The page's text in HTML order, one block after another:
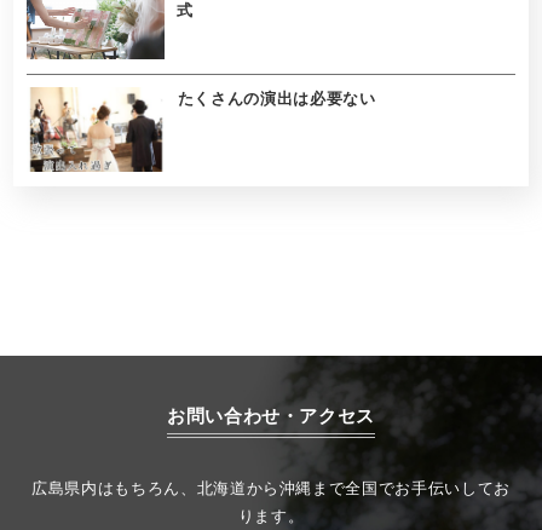
式
たくさんの演出は必要ない
お問い合わせ・アクセス
広島県内はもちろん、北海道から沖縄まで全国でお手伝いしてお
ります。